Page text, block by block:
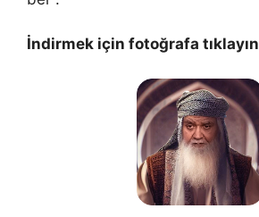
İndirmek için fotoğrafa tıklayın